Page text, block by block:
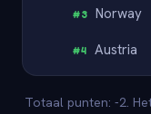
#3 Norway
#4 Austria
Totaal punten: -2.